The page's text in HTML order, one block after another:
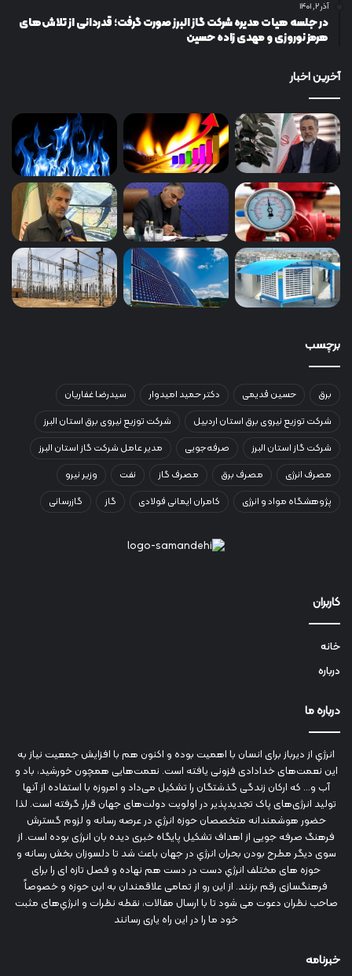
آذر ۲, ۱۴۰۱
در جلسه هیات مدیره شرکت گاز البرز صورت گرفت؛ قدردانی از تلاش‌های
هرمز نوروزی و مهدی زاده حسین
آخرین اخبار
برچسب
برق حسین قدیمی دکتر حمید امیدوار
سیدرضا غفاریان
شرکت توزیع نیروی برق استان اردبیل
شرکت توزیع نیروی برق استان البرز
شرکت گاز استان البرز
صرفه‌جویی
مدیر عامل شرکت گاز استان البرز
مصرف انرژی
مصرف برق مصرف گاز نفت
وزیر نیرو
پژوهشگاه مواد و انرژی
کامران ایمانی فولادی گاز گازرسانی
کاربران
خانه
درباره
درباره ما
انرژي‌ از دیرباز برای انسان با اهمیت بوده و اکنون هم با افزایش جمعیت نیاز به
این نعمت‌های خدادادی فزونی یافته است. نعمت‌هایی همچون خورشید، باد و
آب و... که ارکان زندگی گذشتگان را تشکیل می‌داد و امروزه با استفاده از آنها
تولید انرژی‌های پاک تجدیدپذیر در اولویت دولت‌های جهان قرار گرفته است. لذا
حضور هوشمندانه متخصصان حوزه انرژي در عرصه رسانه و لزوم گسترش
فرهنگ صرفه جویی از اهداف تشکیل پایگاه خبری دیده بان انرژی بوده است. از
سوی دیگر مطرح بودن بحران انرژي در جهان باعث شد تا دلسوزان بخش رسانه و
حوزه های مختلف انرژي دست در دست هم نهاده و فصل تازه ای را برای
فرهنگسازی رقم بزنند. از این رو از تمامی علاقمندان به این حوزه و خصوصاً
صاحب نظران دعوت می شود تا با ارسال مقالات، نقطه نظرات و انرژي‌های مثبت
خود ما را در این راه یاری رسانند
خبرنامه